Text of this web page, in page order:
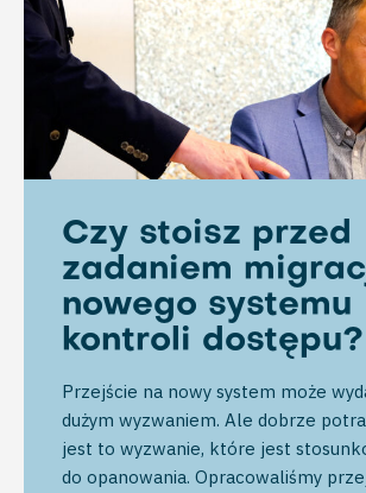
Czy stoisz przed
zadaniem
nowego systemu
kontroli dostępu?
Przejście na nowy system może
dużym wyzwaniem. Ale dobrze
jest to wyzwanie, które jest
do opanowania. Opracowaliśmy